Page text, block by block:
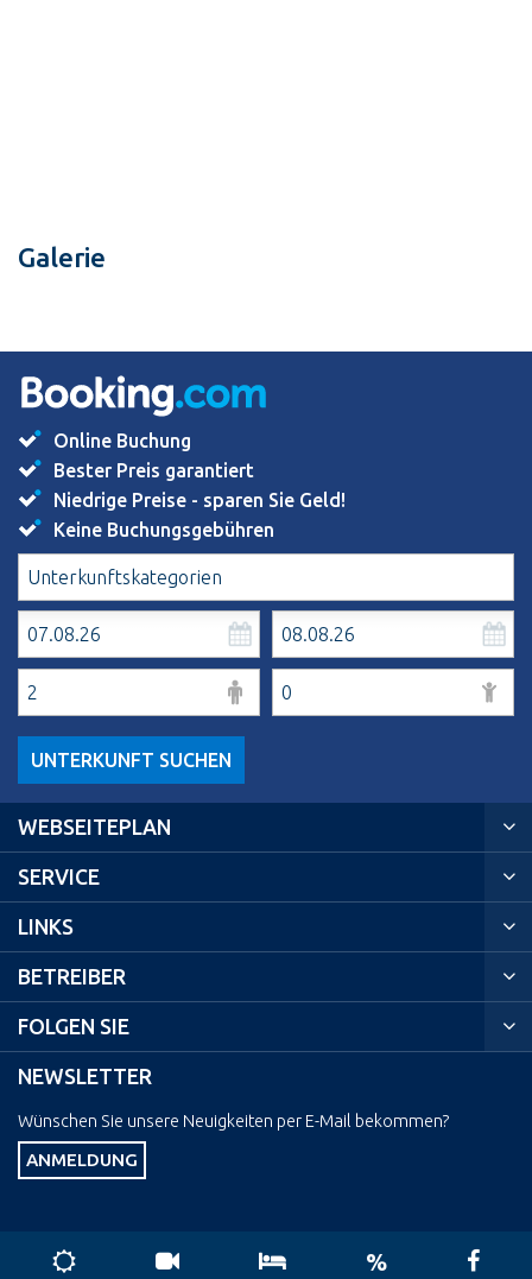
Galerie
Online Buchung
Bester Preis garantiert
Niedrige Preise - sparen Sie Geld!
Keine Buchungsgebühren
UNTERKUNFT SUCHEN
WEBSEITEPLAN
SERVICE
LINKS
BETREIBER
FOLGEN SIE
NEWSLETTER
Wünschen Sie unsere Neuigkeiten per E-Mail bekommen?
ANMELDUNG